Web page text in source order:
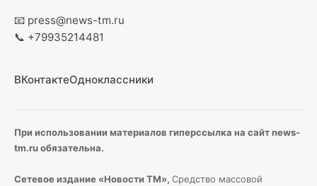
📧 press@news-tm.ru
📞 +79935214481
ВКонтактеОдноклассники
При использовании материалов гиперссылка на сайт news-
tm.ru обязательна.
Сетевое издание «Новости ТМ», Средство массовой